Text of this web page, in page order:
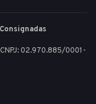
02.970.885/0001-